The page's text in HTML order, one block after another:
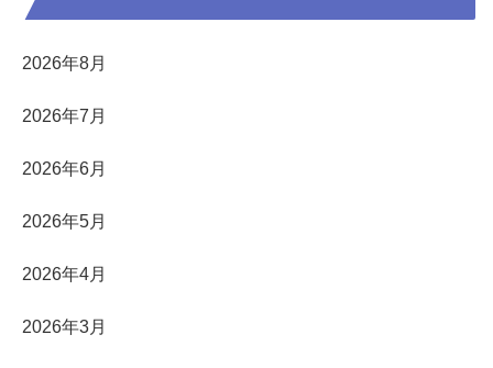
2026年8月
2026年7月
2026年6月
2026年5月
2026年4月
2026年3月